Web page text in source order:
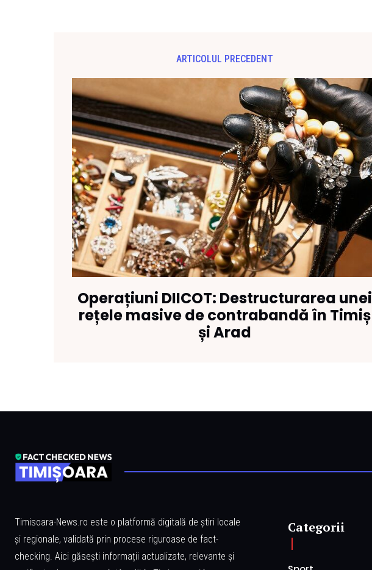
ARTICOLUL PRECEDENT
Operațiuni DIICOT: Destructurarea unei
rețele masive de contrabandă în Timiș
și Arad
Timisoara-News.ro este o platformă digitală de știri locale
și regionale, validată prin procese riguroase de fact-
checking. Aici găsești informații actualizate, relevante și
Categorii